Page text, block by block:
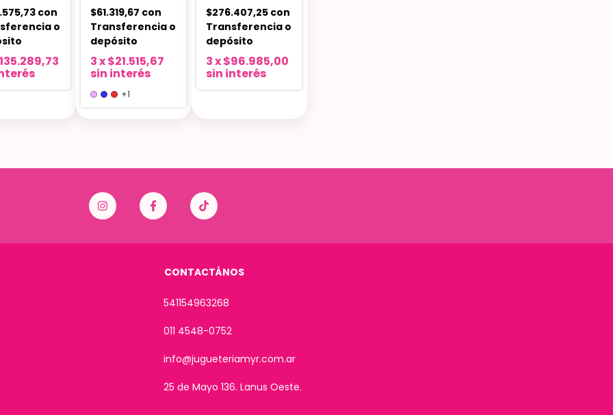
con
o
$61.319,67 con
Transferencia o
depósito
3x$21.515,67
sin interés
+1
$276.407,25 con
Transferencia o
depósito
3x$96.985,00
sin interés
CONTACTÁNOS
541154963268
011 4548-0752
info@jugueteriamyr.com.ar
25 de Mayo 136. Lanus Oeste.